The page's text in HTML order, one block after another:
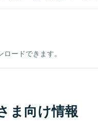
ードできます。
ま向け情報